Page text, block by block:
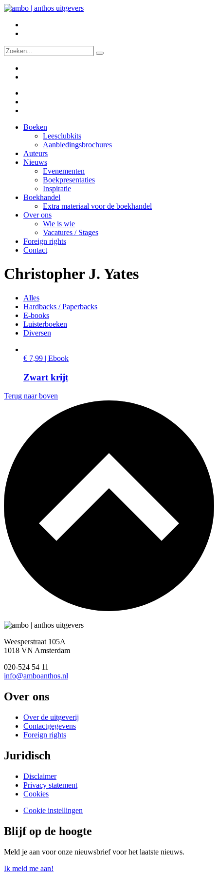
Boeken
Leesclubkits
Aanbiedingsbrochures
Auteurs
Nieuws
Evenementen
Boekpresentaties
Inspiratie
Boekhandel
Extra materiaal voor de boekhandel
Over ons
Wie is wie
Vacatures / Stages
Foreign rights
Contact
Christopher J. Yates
Alles
Hardbacks / Paperbacks
E-books
Luisterboeken
Diversen
€ 7,99 | Ebook
Zwart krijt
Terug naar boven
Weesperstraat 105A
1018 VN Amsterdam
020-524 54 11
info@amboanthos.nl
Over ons
Over de uitgeverij
Contactgegevens
Foreign rights
Juridisch
Disclaimer
Privacy statement
Cookies
Cookie instellingen
Blijf op de hoogte
Meld je aan voor onze nieuwsbrief voor het laatste nieuws.
Ik meld me aan!